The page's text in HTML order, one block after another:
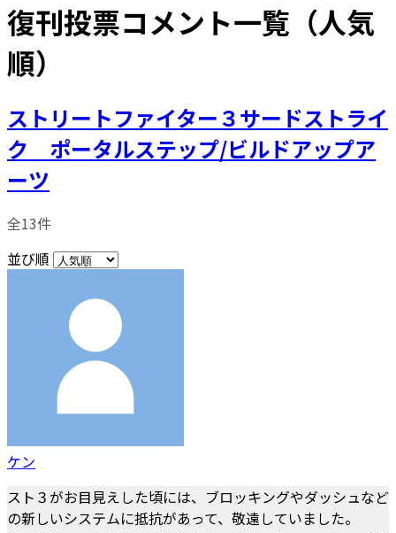
復刊投票コメント一覧（人気
順）
ストリートファイター３サードストライ
ク ポータルステップ/ビルドアップア
ーツ
全13件
並び順
ケン
スト３がお目見えした頃には、ブロッキングやダッシュなど
の新しいシステムに抵抗があって、敬遠していました。